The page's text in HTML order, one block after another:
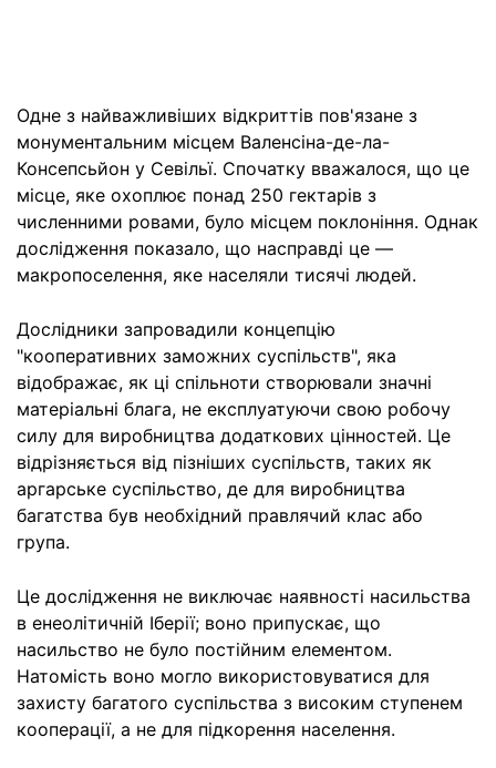
Одне з найважливіших відкриттів пов'язане з
монументальним місцем Валенсіна-де-ла-
Консепсьйон у Севільї. Спочатку вважалося, що це
місце, яке охоплює понад 250 гектарів з
численними ровами, було місцем поклоніння. Однак
дослідження показало, що насправді це —
макропоселення, яке населяли тисячі людей.
Дослідники запровадили концепцію
"кооперативних заможних суспільств", яка
відображає, як ці спільноти створювали значні
матеріальні блага, не експлуатуючи свою робочу
силу для виробництва додаткових цінностей. Це
відрізняється від пізніших суспільств, таких як
аргарське суспільство, де для виробництва
багатства був необхідний правлячий клас або
група.
Це дослідження не виключає наявності насильства
в енеолітичній Іберії; воно припускає, що
насильство не було постійним елементом.
Натомість воно могло використовуватися для
захисту багатого суспільства з високим ступенем
кооперації, а не для підкорення населення.